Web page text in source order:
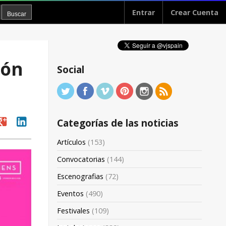
Entrar Crear Cuenta
linkedin
Social
Categorías de las noticias
Artículos (153)
Convocatorias (144)
Escenografias (72)
Eventos (490)
Festivales (109)